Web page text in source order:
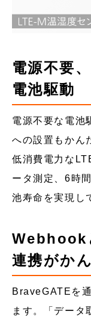
電源不要
電池駆動
電源不要な電池
への設置もかん
低消費電力な
ータ測定、6時
池寿命を実現し
Webhook
連携がか
BraveGATEを
ます。「データ